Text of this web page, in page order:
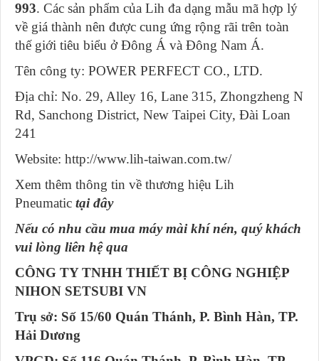
993. Các sản phẩm của Lih đa dạng mẫu mã hợp lý
về giá thành nên được cung ứng rộng rãi trên toàn
thế giới tiêu biểu ở Đông Á và Đông Nam Á.
Tên công ty: POWER PERFECT CO., LTD.
Địa chỉ: No. 29, Alley 16, Lane 315, Zhongzheng N
Rd, Sanchong District, New Taipei City, Đài Loan
241
Website: http://www.lih-taiwan.com.tw/
Xem thêm thông tin về thương hiệu Lih
Pneumatic tại đây
Nếu có nhu cầu mua máy mài khí nén, quý khách
vui lòng liên hệ qua
CÔNG TY TNHH THIẾT BỊ CÔNG NGHIỆP
NIHON SETSUBI VN
Trụ sở: Số 15/60 Quán Thánh, P. Bình Hàn, TP.
Hải Dương